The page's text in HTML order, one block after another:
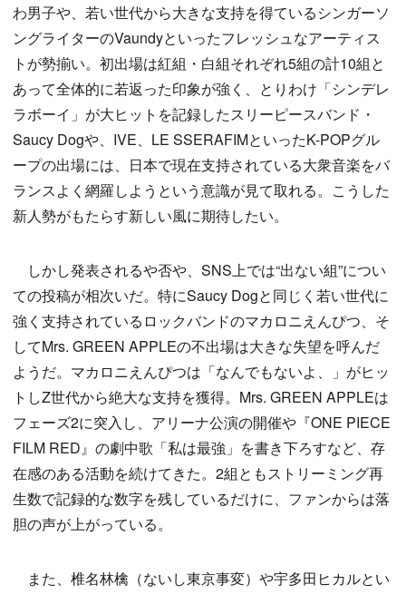
わ男子や、若い世代から大きな支持を得ているシンガーソ
ングライターのVaundyといったフレッシュなアーティス
トが勢揃い。初出場は紅組・白組それぞれ5組の計10組と
あって全体的に若返った印象が強く、とりわけ「シンデレ
ラボーイ」が大ヒットを記録したスリーピースバンド・
Saucy Dogや、IVE、LE SSERAFIMといったK-POPグル
ープの出場には、日本で現在支持されている大衆音楽をバ
ランスよく網羅しようという意識が見て取れる。こうした
新人勢がもたらす新しい風に期待したい。
しかし発表されるや否や、SNS上では“出ない組”につい
ての投稿が相次いだ。特にSaucy Dogと同じく若い世代に
強く支持されているロックバンドのマカロニえんぴつ、そ
してMrs. GREEN APPLEの不出場は大きな失望を呼んだ
ようだ。マカロニえんぴつは「なんでもないよ、」がヒッ
トしZ世代から絶大な支持を獲得。Mrs. GREEN APPLEは
フェーズ2に突入し、アリーナ公演の開催や『ONE PIECE
FILM RED』の劇中歌「私は最強」を書き下ろすなど、存
在感のある活動を続けてきた。2組ともストリーミング再
生数で記録的な数字を残しているだけに、ファンからは落
胆の声が上がっている。
また、椎名林檎（ないし東京事変）や宇多田ヒカルとい